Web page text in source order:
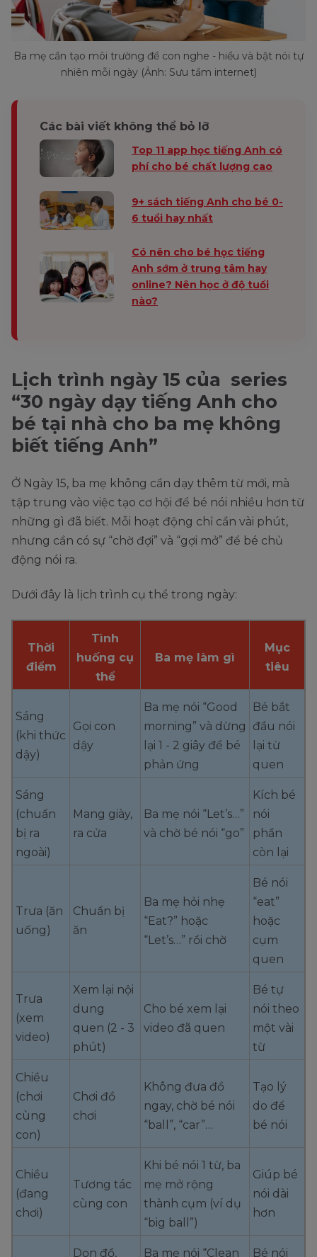
Ba mẹ cần tạo môi trường để con nghe - hiểu và bật nói tự
nhiên mỗi ngày (Ảnh: Sưu tầm internet)
Các bài viết không thể bỏ lỡ
Top 11 app học tiếng Anh có
phí cho bé chất lượng cao
9+ sách tiếng Anh cho bé 0-
6 tuổi hay nhất
Có nên cho bé học tiếng
Anh sớm ở trung tâm hay
online? Nên học ở độ tuổi
nào?
Lịch trình ngày 15 của series
“30 ngày dạy tiếng Anh cho
bé tại nhà cho ba mẹ không
biết tiếng Anh”
Ở Ngày 15, ba mẹ không cần dạy thêm từ mới, mà
tập trung vào việc tạo cơ hội để bé nói nhiều hơn từ
những gì đã biết. Mỗi hoạt động chỉ cần vài phút,
nhưng cần có sự “chờ đợi” và “gợi mở” để bé chủ
động nói ra.
Dưới đây là lịch trình cụ thể trong ngày:
Thời
điểm
Tình
huống cụ
thể
Ba mẹ làm gì
Mục
tiêu
Sáng
(khi thức
dậy)
Gọi con
dậy
Ba mẹ nói “Good
morning” và dừng
lại 1 - 2 giây để bé
phản ứng
Bé bắt
đầu nói
lại từ
quen
Sáng
(chuẩn
bị ra
ngoài)
Mang giày,
ra cửa
Ba mẹ nói “Let’s…”
và chờ bé nói “go”
Kích bé
nói
phần
còn lại
Trưa (ăn
uống)
Chuẩn bị
ăn
Ba mẹ hỏi nhẹ
“Eat?” hoặc
“Let’s…” rồi chờ
Bé nói
“eat”
hoặc
cụm
quen
Trưa
(xem
video)
Xem lại nội
dung
quen (2 - 3
phút)
Cho bé xem lại
video đã quen
Bé tự
nói theo
một vài
từ
Chiều
(chơi
cùng
con)
Chơi đồ
chơi
Không đưa đồ
ngay, chờ bé nói
“ball”, “car”…
Tạo lý
do để
bé nói
Chiều
(đang
chơi)
Tương tác
cùng con
Khi bé nói 1 từ, ba
mẹ mở rộng
thành cụm (ví dụ
“big ball”)
Giúp bé
nói dài
hơn
Dọn đồ, Ba mẹ nói “Clean Bé nói